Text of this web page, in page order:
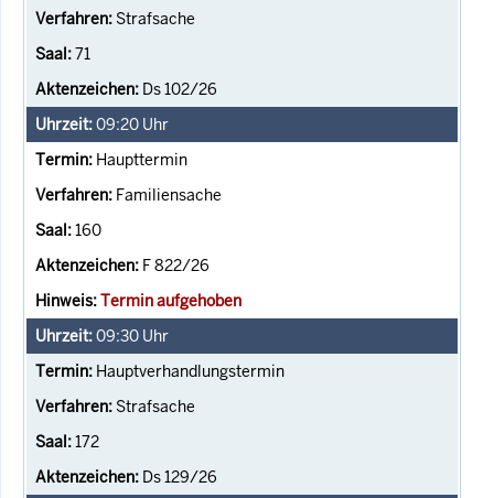
Strafsache
71
Ds 102/26
09:20 Uhr
Haupttermin
Familiensache
160
F 822/26
Termin aufgehoben
09:30 Uhr
Hauptverhandlungstermin
Strafsache
172
Ds 129/26